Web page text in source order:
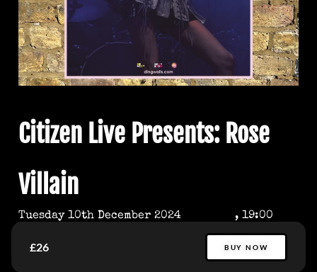
Citizen Live Presents: Rose
Villain
Tuesday 10th December 2024 , 19:00
£26 BUY NOW